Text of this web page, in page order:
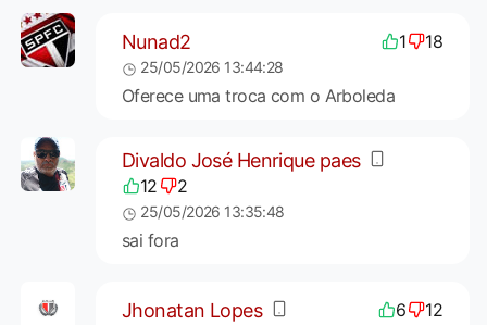
Nunad2 1 18
25/05/2026 13:44:28
Oferece uma troca com o Arboleda
Divaldo José Henrique paes
12 2
25/05/2026 13:35:48
sai fora
Jhonatan Lopes 6 12